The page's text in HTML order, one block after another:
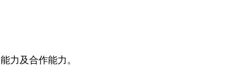
力及合作能力。